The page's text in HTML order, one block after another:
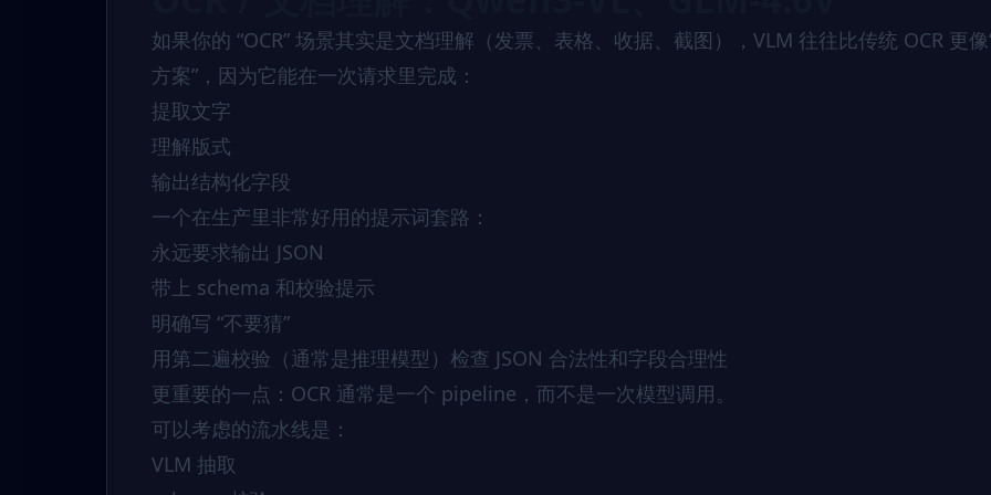
如果你的 “OCR” 场景其实是文档理解（发票、表格、收据、截图），VLM 往往比传统 OCR 更
方案”，因为它能在一次请求里完成：
提取文字
理解版式
输出结构化字段
一个在生产里非常好用的提示词套路：
永远要求输出 JSON
带上 schema 和校验提示
明确写 “不要猜”
用第二遍校验（通常是推理模型）检查 JSON 合法性和字段合理性
更重要的一点：OCR 通常是一个 pipeline，而不是一次模型调用。
可以考虑的流水线是：
VLM 抽取